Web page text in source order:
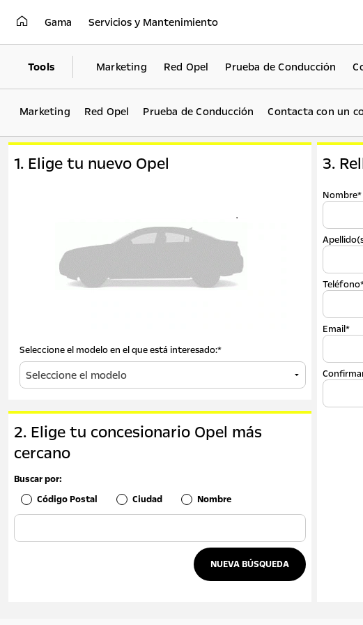
Gama Servicios y Mantenimiento
Tools Marketing Red Opel Prueba de Conducción
Marketing Red Opel Prueba de Conducción Contacta con un
1. Elige tu nuevo Opel
Seleccione el modelo en el que está interesado:*
2. Elige tu concesionario Opel más
cercano
Buscar por:
Código Postal
Ciudad Nombre
NUEVA BÚSQUEDA
3.
Nombre*
Email*